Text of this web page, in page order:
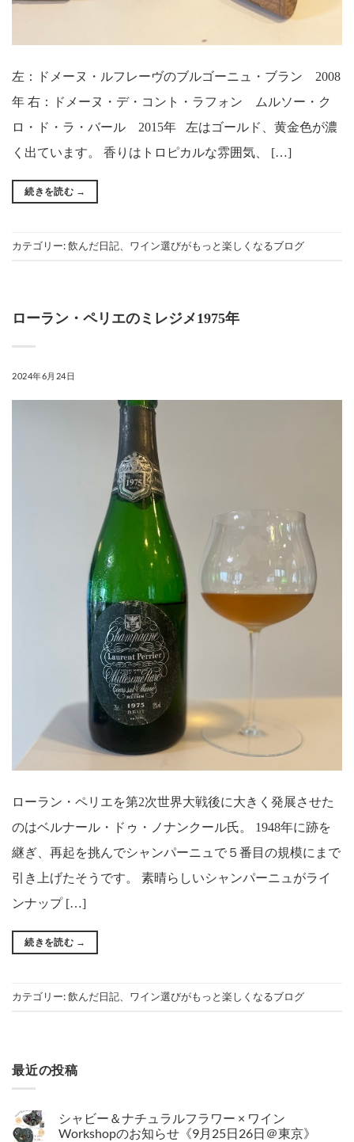
左：ドメーヌ・ルフレーヴのブルゴーニュ・ブラン 2008
年 右：ドメーヌ・デ・コント・ラフォン ムルソー・ク
ロ・ド・ラ・バール 2015年 左はゴールド、黄金色が濃
く出ています。 香りはトロピカルな雰囲気、 […]
続きを読む →
カテゴリー:飲んだ日記 ワイン選びがもっと楽しくなるブログ
ローラン・ペリエのミレジメ1975年
2024年6月24日
ローラン・ペリエを第2次世界大戦後に大きく発展させた
のはベルナール・ドゥ・ノナンクール氏。 1948年に跡を
継ぎ、再起を挑んでシャンパーニュで５番目の規模にまで
引き上げたそうです。 素晴らしいシャンパーニュがライ
ンナップ […]
続きを読む →
カテゴリー:飲んだ日記 ワイン選びがもっと楽しくなるブログ
最近の投稿
シャビー＆ナチュラルフラワー × ワイン
Workshopのお知らせ《9月25日26日＠東京》